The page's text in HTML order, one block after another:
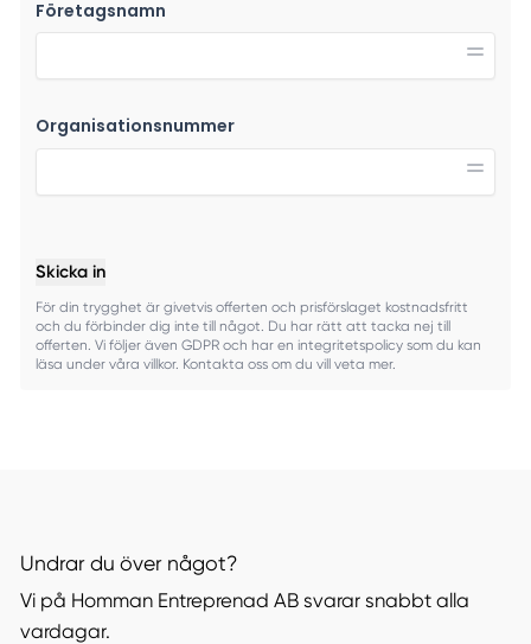
Företagsnamn
Organisationsnummer
Skicka in
För din trygghet är givetvis offerten och prisförslaget kostnadsfritt
och du förbinder dig inte till något. Du har rätt att tacka nej till
offerten. Vi följer även GDPR och har en integritetspolicy som du kan
läsa under våra villkor. Kontakta oss om du vill veta mer.
Undrar du över något?
Vi på Homman Entreprenad AB svarar snabbt alla
vardagar.